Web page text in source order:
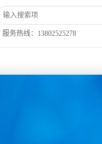
服务热线： 13802525278